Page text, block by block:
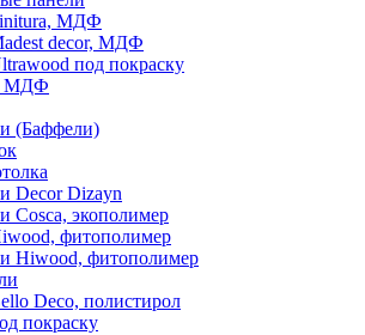
МДФ
decor, МДФ
под покраску
МДФ
(Баффели)
Decor Dizayn
Cosca, экополимер
фитополимер
Hiwood, фитополимер
Deco, полистирол
покраску